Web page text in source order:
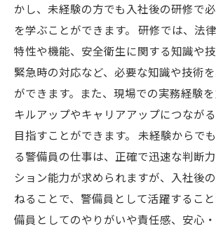
かし、未経験の方でも入社後の研修で
を学ぶことができます。 研修では、法
特性や機能、安全衛生に関する知識や
緊急時の対応など、必要な知識や技術
ができます。また、現場での実務経験
キルアップやキャリアアップにつなが
目指すことができます。 未経験からで
る警備員の仕事は、正確で迅速な判断
ション能力が求められますが、入社後
ねることで、警備員として活躍するこ
備員としてのやりがいや責任感、安心